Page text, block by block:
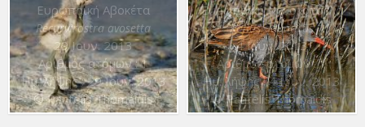
Ευρωπαϊκή Αβοκέτα
Recurvirostra avosetta
29 Ιουν. 2013
Αριθμός ατόμων : 1
Ημ. λήψης : 29 Ιουν. 2013
© Pantelis Thomaidis
Ευρωπαϊκή Νεροκοτσέλα
Rallus aquaticus
4 Ιουν. 2013
Αριθμός ατόμων : 1
Ημ. λήψης : 4 Ιουν. 2013
© Pantelis Thomaidis